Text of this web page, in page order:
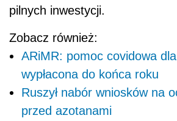
pilnych inwestycji.
Zobacz również:
ARiMR: pomoc covidowa
wypłacona do końca roku
Ruszył nabór wniosków na
przed azotanami